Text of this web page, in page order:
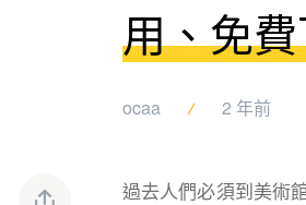
用、免
ocaa 2 年前
過去人們必須到美術